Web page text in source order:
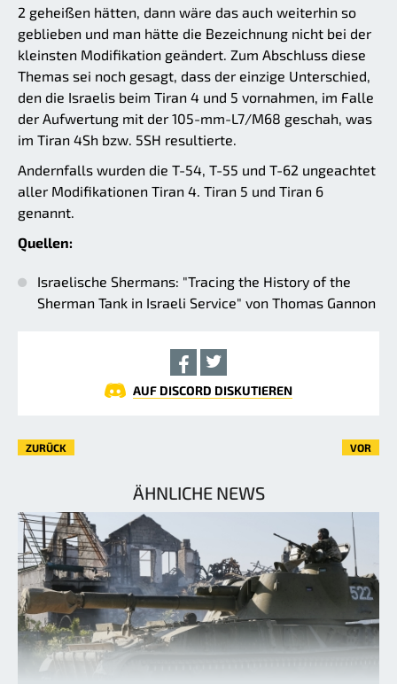
2 geheißen hätten, dann wäre das auch weiterhin so
geblieben und man hätte die Bezeichnung nicht bei der
kleinsten Modifikation geändert. Zum Abschluss diese
Themas sei noch gesagt, dass der einzige Unterschied,
den die Israelis beim Tiran 4 und 5 vornahmen, im Falle
der Aufwertung mit der 105-mm-L7/M68 geschah, was
im Tiran 4Sh bzw. 5SH resultierte.
Andernfalls wurden die T-54, T-55 und T-62 ungeachtet
aller Modifikationen Tiran 4. Tiran 5 und Tiran 6
genannt.
Quellen:
Israelische Shermans: "Tracing the History of the
Sherman Tank in Israeli Service" von Thomas Gannon
AUF DISCORD DISKUTIEREN
ZURÜCK VOR
ÄHNLICHE NEWS